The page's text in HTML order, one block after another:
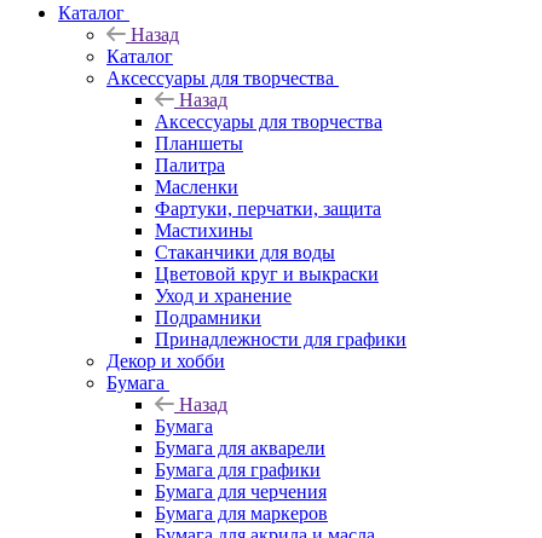
Каталог
Назад
Каталог
Аксессуары для творчества
Назад
Аксессуары для творчества
Планшеты
Палитра
Масленки
Фартуки, перчатки, защита
Мастихины
Стаканчики для воды
Цветовой круг и выкраски
Уход и хранение
Подрамники
Принадлежности для графики
Декор и хобби
Бумага
Назад
Бумага
Бумага для акварели
Бумага для графики
Бумага для черчения
Бумага для маркеров